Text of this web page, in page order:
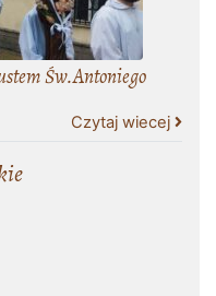
Św.Antoniego
Czytaj wiecej